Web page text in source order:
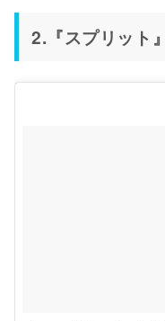
2.『スプリット